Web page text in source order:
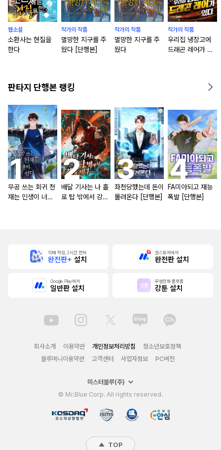
웹소설
소환사는 현질을
한다
작가의 작품
멸망한 지구를 주
웠다 [단행본]
작가의 작품
멸망한 지구를 주
웠다
작가의 작품
우리집 냉장고에
드래곤 레어가 있
판타지 단행본 랭킹
무공 쓰는 회귀 천
재는 인생이 너무
배달 기사는 나 홀
로 탑 밖에서 강해
좌천당했는데 돈이
몰려온다 [단행본]
FA미아되고 재능
폭발 [단행본]
10배 적립, 2시간 먼저
완전판+ 설치
원스토어에서
완전판 설치
Google Play에서
일반판 설치
무협만화 플랫폼
강툰 설치
회사소개 이용약관 개인정보처리방침
청소년보호정책
블루머니이용약관
고객센터 사업자정보 PC버전
미스터블루(주)
© Mr.Blue Corp. All rights reserved.
TOP